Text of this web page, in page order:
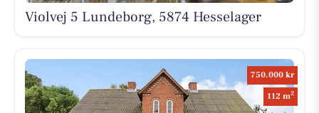
Violvej 5 Lundeborg, 5874 Hesselager
750.000 kr
112 m2